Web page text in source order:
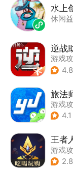
水上
休闲
逆战
游戏
4.8
旅法
游戏
| 游戏
4.1
王者
游戏
2.8